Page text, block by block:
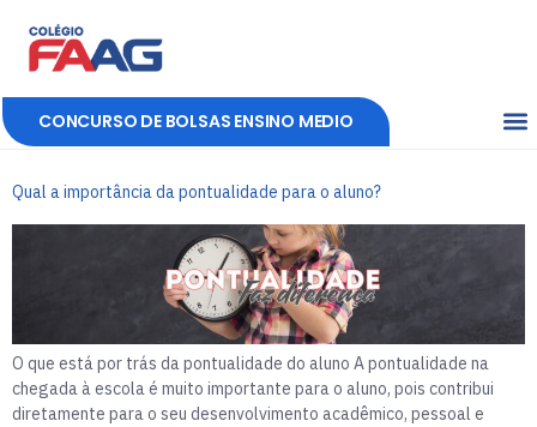
CONCURSO DE BOLSAS ENSINO MEDIO
Qual a importância da pontualidade para o aluno?
O que está por trás da pontualidade do aluno A pontualidade na
chegada à escola é muito importante para o aluno, pois contribui
diretamente para o seu desenvolvimento acadêmico, pessoal e